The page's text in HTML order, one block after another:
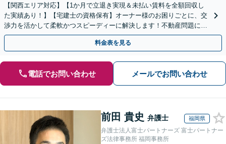
【関西エリア対応】【1か月で立退き実現＆未払い賃料を全額回収し
た実績あり！】【宅建士の資格保有】オーナー様のお困りごとに、交
渉力を活かして柔軟かつスピーディーに解決します！不動産問題に幅
広く対応しています。
料金表を見る
電話でお問い合わせ メールでお問い合わせ
前田 貴史 弁護士 福岡県
弁護士法人富士パートナーズ 富士パートナー
ズ法律事務所 福岡事務所